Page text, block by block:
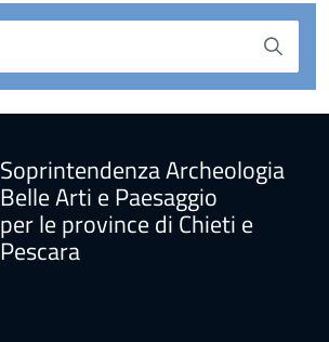
Soprintendenza Archeologia
Belle Arti e Paesaggio
per le province di Chieti e
Pescara